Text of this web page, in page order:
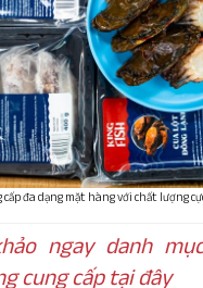
cấp đa dạng mặt hàng với chất lượng
ngay danh
cung cấp tại đây